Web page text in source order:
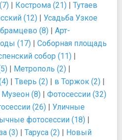
| Кострома (21) | Тутаев
(12) | Усадьба Узкое
(8) | Арт-
(17) | Соборная площадь
собор (11) |
| Метрополь (2) |
| Тверь (2) | в Торжок (2) |
Музеон (8) | Фотосессии (32)
(26) | Уличные
фотосессии (18) |
(3) | Таруса (2) | Новый